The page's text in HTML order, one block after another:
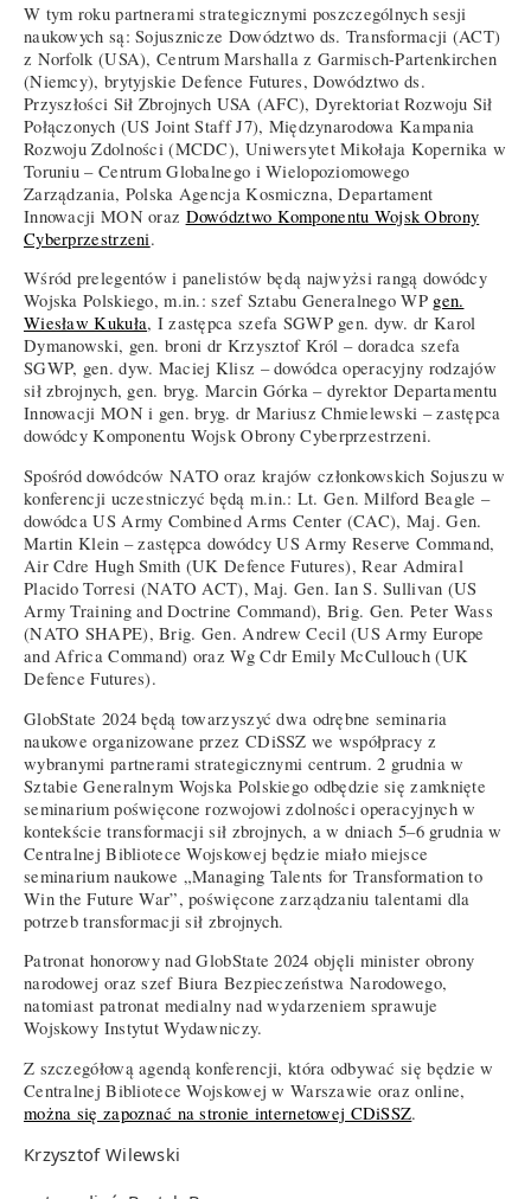
W tym roku partnerami strategicznymi poszczególnych sesji
naukowych są: Sojusznicze Dowództwo ds. Transformacji (ACT)
z Norfolk (USA), Centrum Marshalla z Garmisch-Partenkirchen
(Niemcy), brytyjskie Defence Futures, Dowództwo ds.
Przyszłości Sił Zbrojnych USA (AFC), Dyrektoriat Rozwoju Sił
Połączonych (US Joint Staff J7), Międzynarodowa Kampania
Rozwoju Zdolności (MCDC), Uniwersytet Mikołaja Kopernika w
Toruniu – Centrum Globalnego i Wielopoziomowego
Zarządzania, Polska Agencja Kosmiczna, Departament
Innowacji MON oraz Dowództwo Komponentu Wojsk Obrony
Cyberprzestrzeni.
Wśród prelegentów i panelistów będą najwyżsi rangą dowódcy
Wojska Polskiego, m.in.: szef Sztabu Generalnego WP gen.
Wiesław Kukuła, I zastępca szefa SGWP gen. dyw. dr Karol
Dymanowski, gen. broni dr Krzysztof Król – doradca szefa
SGWP, gen. dyw. Maciej Klisz – dowódca operacyjny rodzajów
sił zbrojnych, gen. bryg. Marcin Górka – dyrektor Departamentu
Innowacji MON i gen. bryg. dr Mariusz Chmielewski – zastępca
dowódcy Komponentu Wojsk Obrony Cyberprzestrzeni.
Spośród dowódców NATO oraz krajów członkowskich Sojuszu w
konferencji uczestniczyć będą m.in.: Lt. Gen. Milford Beagle –
dowódca US Army Combined Arms Center (CAC), Maj. Gen.
Martin Klein – zastępca dowódcy US Army Reserve Command,
Air Cdre Hugh Smith (UK Defence Futures), Rear Admiral
Placido Torresi (NATO ACT), Maj. Gen. Ian S. Sullivan (US
Army Training and Doctrine Command), Brig. Gen. Peter Wass
(NATO SHAPE), Brig. Gen. Andrew Cecil (US Army Europe
and Africa Command) oraz Wg Cdr Emily McCullouch (UK
Defence Futures).
GlobState 2024 będą towarzyszyć dwa odrębne seminaria
naukowe organizowane przez CDiSSZ we współpracy z
wybranymi partnerami strategicznymi centrum. 2 grudnia w
Sztabie Generalnym Wojska Polskiego odbędzie się zamknięte
seminarium poświęcone rozwojowi zdolności operacyjnych w
kontekście transformacji sił zbrojnych, a w dniach 5–6 grudnia w
Centralnej Bibliotece Wojskowej będzie miało miejsce
seminarium naukowe „Managing Talents for Transformation to
Win the Future War”, poświęcone zarządzaniu talentami dla
potrzeb transformacji sił zbrojnych.
Patronat honorowy nad GlobState 2024 objęli minister obrony
narodowej oraz szef Biura Bezpieczeństwa Narodowego,
natomiast patronat medialny nad wydarzeniem sprawuje
Wojskowy Instytut Wydawniczy.
Z szczegółową agendą konferencji, która odbywać się będzie w
Centralnej Bibliotece Wojskowej w Warszawie oraz online,
można się zapoznać na stronie internetowej CDiSSZ.
Krzysztof Wilewski